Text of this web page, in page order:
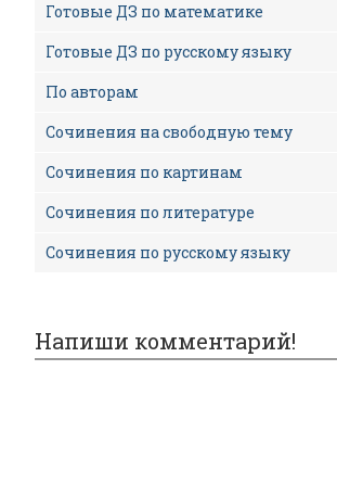
Готовые ДЗ по математике
Готовые ДЗ по русскому языку
По авторам
Сочинения на свободную тему
Сочинения по картинам
Сочинения по литературе
Сочинения по русскому языку
Напиши комментарий!